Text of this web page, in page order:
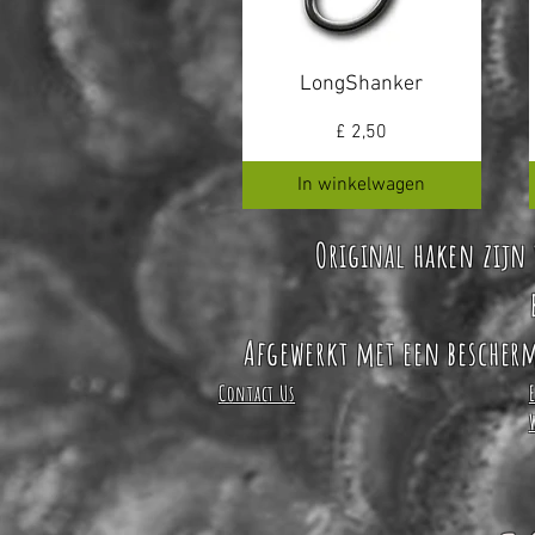
LongShanker
Prijs
£ 2,50
In winkelwagen
Original haken zijn
Afgewerkt met een
Contact Us